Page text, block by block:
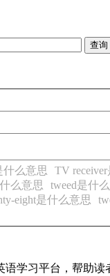
什么意思 TV
么意思 tweed是什
eight是什么意思
学习平台，帮助读